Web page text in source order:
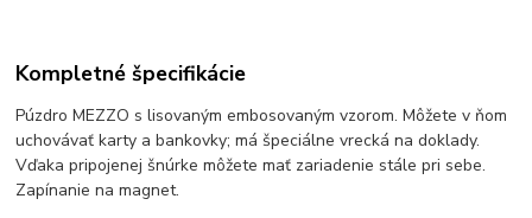
Kompletné špecifikácie
Púzdro MEZZO s lisovaným embosovaným vzorom. Môžete v ňom
uchovávať karty a bankovky; má špeciálne vrecká na doklady.
Vďaka pripojenej šnúrke môžete mať zariadenie stále pri sebe.
Zapínanie na magnet.